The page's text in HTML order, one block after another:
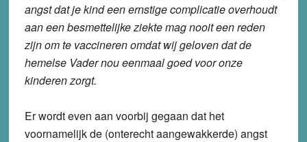
angst dat je kind een ernstige complicatie overhoudt
aan een besmettelijke ziekte mag nooit een reden
zijn om te vaccineren omdat wij geloven dat de
hemelse Vader nou eenmaal goed voor onze
kinderen zorgt.
Er wordt even aan voorbij gegaan dat het
voornamelijk de (onterecht aangewakkerde) angst